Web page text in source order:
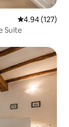
Calificación
4.94 (127)
Suite